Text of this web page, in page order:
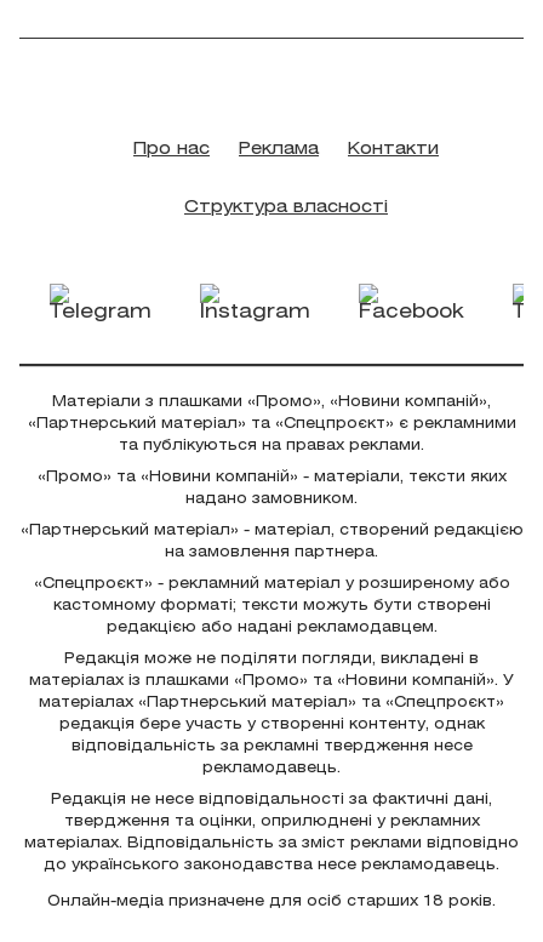
Про нас Реклама Контакти
Структура власності
Матеріали з плашками «Промо», «Новини компаній»,
«Партнерський матеріал» та «Спецпроєкт» є рекламними
та публікуються на правах реклами.
«Промо» та «Новини компаній» - матеріали, тексти яких
надано замовником.
«Партнерський матеріал» - матеріал, створений редакцією
на замовлення партнера.
«Спецпроєкт» - рекламний матеріал у розширеному або
кастомному форматі; тексти можуть бути створені
редакцією або надані рекламодавцем.
Редакція може не поділяти погляди, викладені в
матеріалах із плашками «Промо» та «Новини компаній». У
матеріалах «Партнерський матеріал» та «Спецпроєкт»
редакція бере участь у створенні контенту, однак
відповідальність за рекламні твердження несе
рекламодавець.
Редакція не несе відповідальності за фактичні дані,
твердження та оцінки, оприлюднені у рекламних
матеріалах. Відповідальність за зміст реклами відповідно
до українського законодавства несе рекламодавець.
Онлайн-медіа призначене для осіб старших 18 років.